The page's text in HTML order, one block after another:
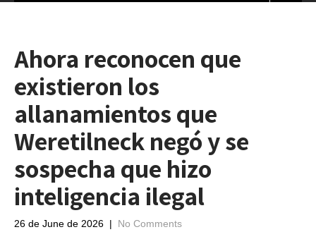
Ahora reconocen que
existieron los
allanamientos que
Weretilneck negó y se
sospecha que hizo
inteligencia ilegal
26 de June de 2026 | No Comments